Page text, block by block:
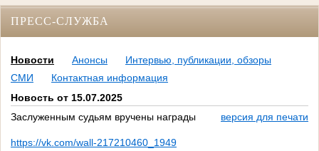
ПРЕСС-СЛУЖБА
Новости Анонсы
Интервью, публикации, обзоры
СМИ
Контактная информация
Новость от 15.07.2025
Заслуженным судьям вручены награды
версия для печати
https://vk.com/wall-217210460_1949